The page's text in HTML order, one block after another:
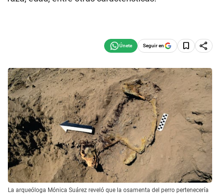
Seguir en
La arqueóloga Mónica Suárez reveló que la osamenta del perro pertenecería